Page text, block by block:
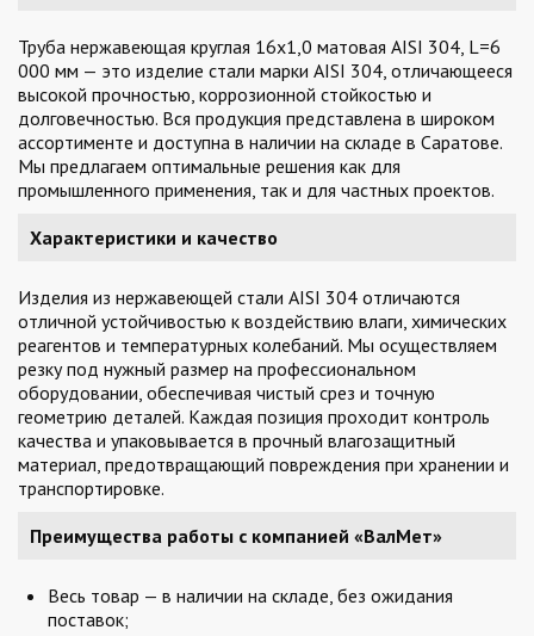
Труба нержавеющая круглая 16х1,0 матовая AISI 304, L=6
000 мм — это изделие стали марки AISI 304, отличающееся
высокой прочностью, коррозионной стойкостью и
долговечностью. Вся продукция представлена в широком
ассортименте и доступна в наличии на складе в Саратове.
Мы предлагаем оптимальные решения как для
промышленного применения, так и для частных проектов.
Характеристики и качество
Изделия из нержавеющей стали AISI 304 отличаются
отличной устойчивостью к воздействию влаги, химических
реагентов и температурных колебаний. Мы осуществляем
резку под нужный размер на профессиональном
оборудовании, обеспечивая чистый срез и точную
геометрию деталей. Каждая позиция проходит контроль
качества и упаковывается в прочный влагозащитный
материал, предотвращающий повреждения при хранении и
транспортировке.
Преимущества работы с компанией «ВалМет»
Весь товар — в наличии на складе, без ожидания
поставок;